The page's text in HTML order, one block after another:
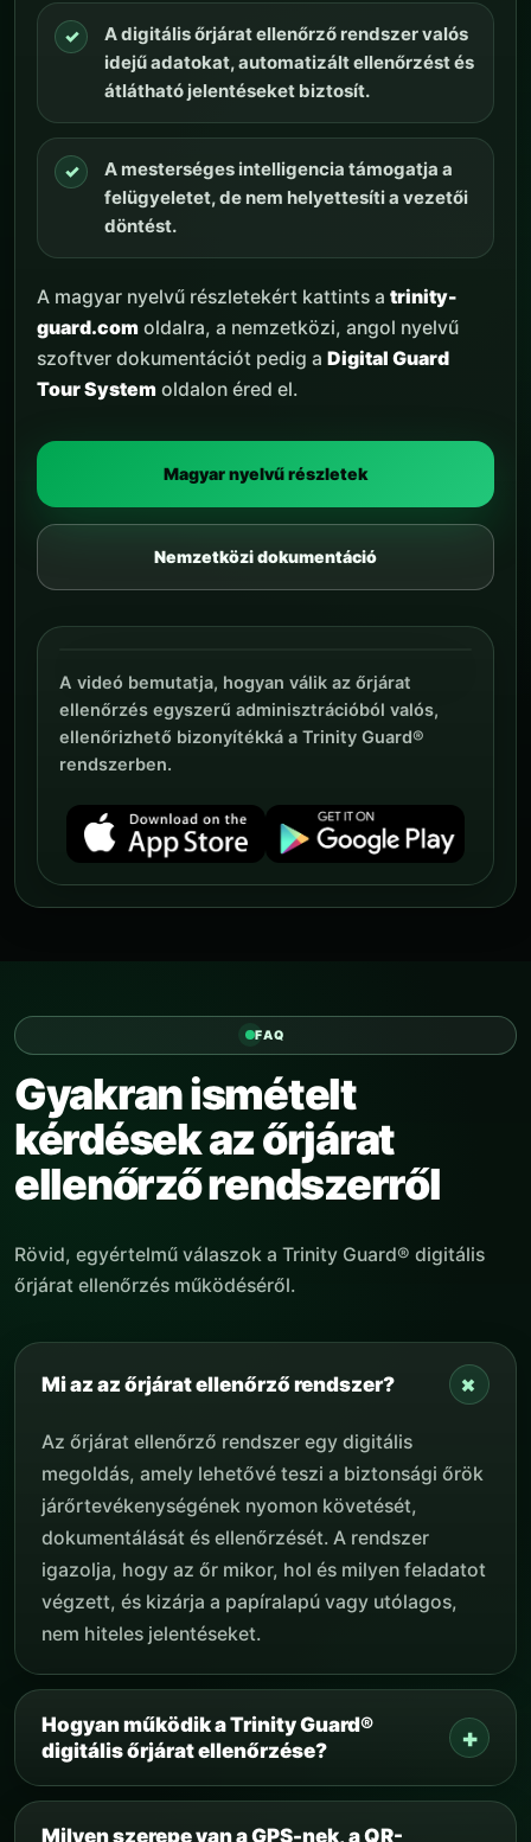
✓
A digitális őrjárat ellenőrző rendszer valós
idejű adatokat, automatizált ellenőrzést és
átlátható jelentéseket biztosít.
✓
A mesterséges intelligencia támogatja a
felügyeletet, de nem helyettesíti a vezetői
döntést.
A magyar nyelvű részletekért kattints a trinity-
guard.com oldalra, a nemzetközi, angol nyelvű
szoftver dokumentációt pedig a Digital Guard
Tour System oldalon éred el.
Magyar nyelvű részletek
Nemzetközi dokumentáció
A videó bemutatja, hogyan válik az őrjárat
ellenőrzés egyszerű adminisztrációból valós,
ellenőrizhető bizonyítékká a Trinity Guard®
rendszerben.
FAQ
Gyakran ismételt
kérdések az őrjárat
ellenőrző rendszerről
Rövid, egyértelmű válaszok a Trinity Guard® digitális
őrjárat ellenőrzés működéséről.
Mi az az őrjárat ellenőrző rendszer? +
Az őrjárat ellenőrző rendszer egy digitális
megoldás, amely lehetővé teszi a biztonsági őrök
járőrtevékenységének nyomon követését,
dokumentálását és ellenőrzését. A rendszer
igazolja, hogy az őr mikor, hol és milyen feladatot
végzett, és kizárja a papíralapú vagy utólagos,
nem hiteles jelentéseket.
Hogyan működik a Trinity Guard®
digitális őrjárat ellenőrzése?
+
A Trinity Guard® rendszerben az adminisztrátor a
webes felületen hozza létre az objektumokat,
Milyen szerepe van a GPS-nek, a QR-